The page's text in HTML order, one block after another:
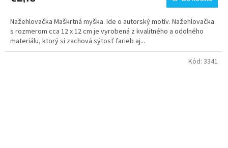
Nažehlovačka Maškrtná myška. Ide o autorský motív. Nažehlovačka
s rozmerom cca 12 x 12 cm je vyrobená z kvalitného a odolného
materiálu, ktorý si zachová sýtosť farieb aj...
Kód: 3341